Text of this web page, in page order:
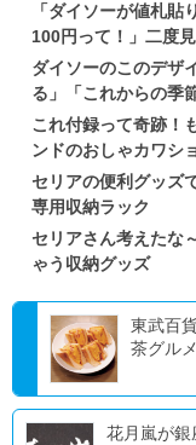
「ダイソーが値札
100円って！」二度
ダイソーのこのデザ
る」「これからの季
これ付録って奇跡！
ンドのおしゃカワシ
セリアの便利グッズ
専用収納ラック
セリアさん考えたな
ゃう収納グッズ
東武百
茶グル
花月嵐が銀